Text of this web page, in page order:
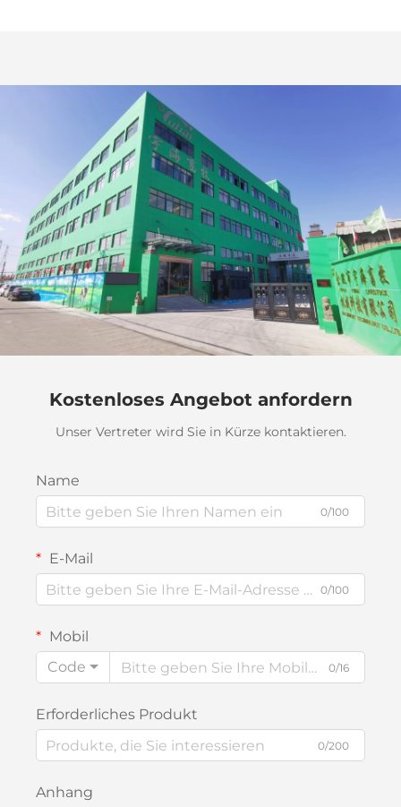
Kostenloses Angebot anfordern
Unser Vertreter wird Sie in Kürze kontaktieren.
Name
0/100
E-Mail
0/100
Mobil
Code
0/16
Erforderliches Produkt
0/200
Anhang